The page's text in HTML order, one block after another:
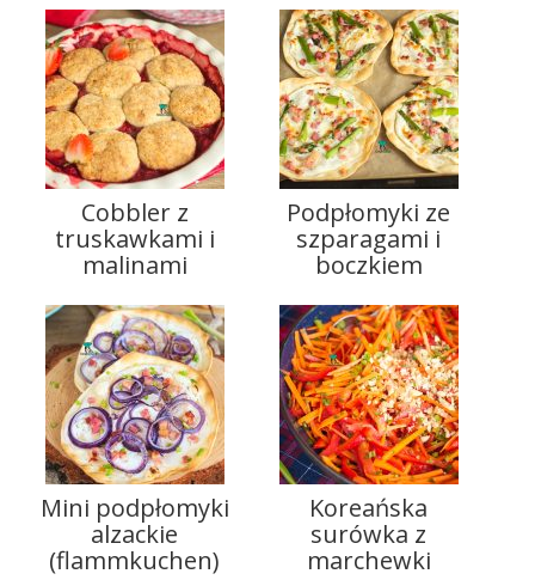
Cobbler z
truskawkami i
malinami
Podpłomyki ze
szparagami i
boczkiem
Mini podpłomyki
alzackie
(flammkuchen)
Koreańska
surówka z
marchewki